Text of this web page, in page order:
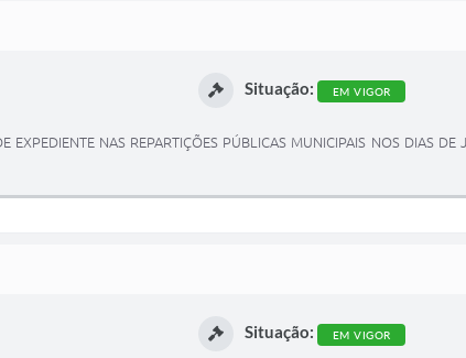
Situação: EM VIGOR
EXPEDIENTE NAS REPARTIÇÕES PÚBLICAS MUNICIPAIS NOS DIAS
Situação: EM VIGOR